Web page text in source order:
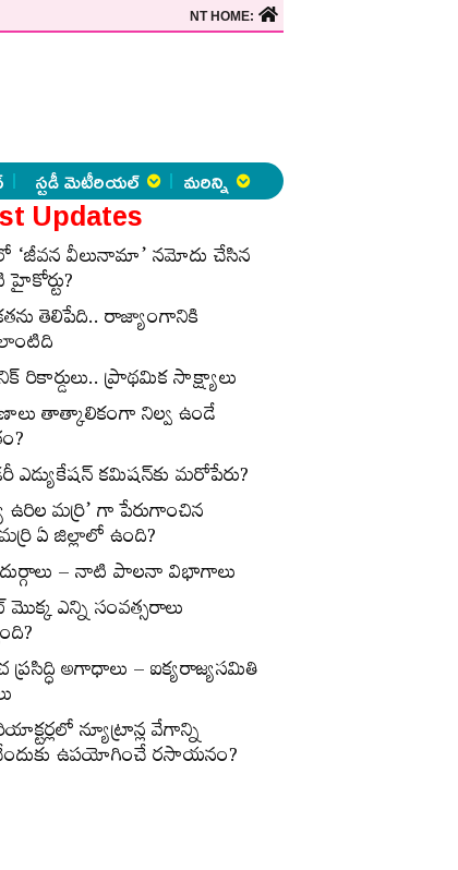
NT HOME:
స్టడీ మెటీరియల్ మరిన్ని
Updates
‘జీవన వీలునామా’ నమోదు చేసిన
తెలిపేది.. రాజ్యాంగానికి
రికార్డులు.. ప్రాథమిక సాక్ష్యాలు
తాత్కాలికంగా నిల్వ ఉండే
ఎడ్యుకేషన్‌ కమిషన్‌కు మరోపేరు?
ఉరిల మర్రి’ గా పేరుగాంచిన
ఏ జిల్లాలో ఉంది?
దుర్గాలు – నాటి పాలనా విభాగాలు
మొక్క ఎన్ని సంవత్సరాలు
ప్రసిద్ధి అగాధాలు – ఐక్యరాజ్యసమితి
న్యూట్రాన్ల వేగాన్ని
ఉపయోగించే రసాయనం?